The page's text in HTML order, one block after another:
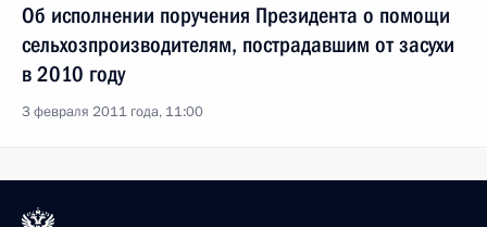
Об исполнении поручения Президента о помощи
сельхозпроизводителям, пострадавшим от засухи
в 2010 году
3 февраля 2011 года, 11:00